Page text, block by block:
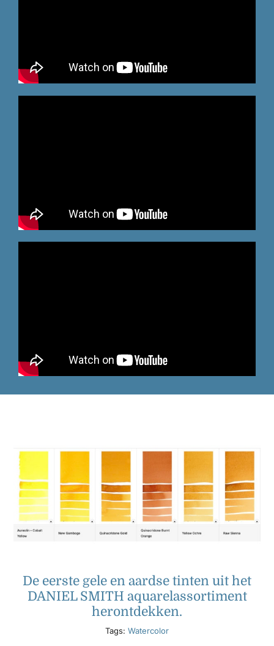
De eerste gele en aardse tinten uit het
DANIEL SMITH aquarelassortiment
herontdekken.
Tags: Watercolor